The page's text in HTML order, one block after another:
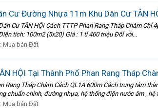
Cư Đường Nhựa 11m Khu Dân Cư TÂN
Cư TÂN HỘI Cách TTTP Phan Rang Tháp Chàm
tích: 100m2 (5x20) Giá : 1 tỉ 460 triệu Đối với...
Mua bán Đất
HỘI Tại Thành Phố Phan Rang Tháp
Rang Tháp Chàm Cách QL1A 600m Cách trung tâm
chuẩn chỉnh, đường nhựa, hệ thống điện nước âm , hệ
Mua bán Đất